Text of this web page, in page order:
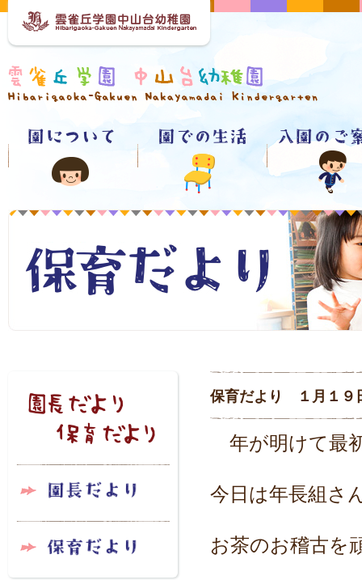
保育だより １月１９
年が明けて最
今日は年長組さ
お茶のお稽古を